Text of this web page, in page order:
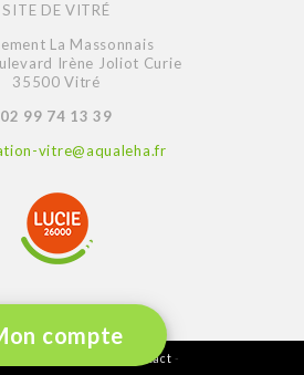
compte
SITE DE VITRÉ
La Massonnais
Irène Joliot Curie
35500 Vitré
02 99 74 13 39
vitre@aqualeha.fr
Contact